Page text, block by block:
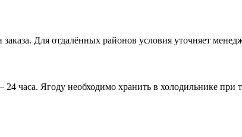
Для отдалённых районов условия уточняет
часа. Ягоду необходимо хранить в холодильнике